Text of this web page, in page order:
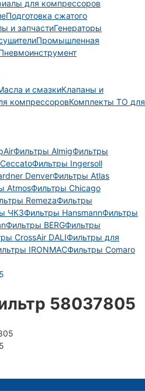
для компрессоров
Подготовка сжатого
и запчастиГенераторы
Промышленная
и смазкиКлапаны и
компрессоровКомплекты ТО для
Фильтры AlmigФильтры
Фильтры Ingersoll
DenverФильтры Atlas
AtmosФильтры Chicago
RemezaФильтры
ЧКЗФильтры HansmannФильтры
Фильтры BERGФильтры
CrossAir DALIФильтры для
IRONMACФильтры Comaro
58037805